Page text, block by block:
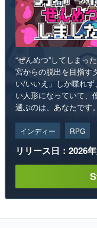
“ぜんめつ”してしまっ
宮からの脱出を目指す
い/いいえ」しか喋れ
い人形になっていて、
選ぶのは、あなたです。
インディー RPG
リリース日：2026